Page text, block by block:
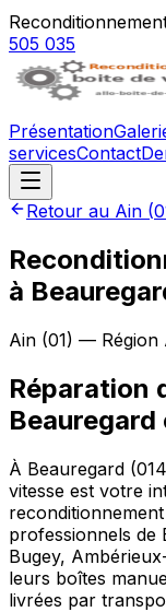
505 035
Présentation
servicesContact
Retour au Ain (
à
Ain (01) — Région
Réparation
À Beauregard
vitesse est votre
professionnels de
Bugey,
leurs boîtes
livrées par